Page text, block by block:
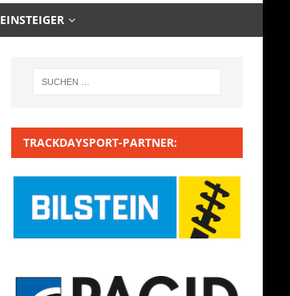
EINSTEIGER
TRACKDAYSPORT-PARTNER: